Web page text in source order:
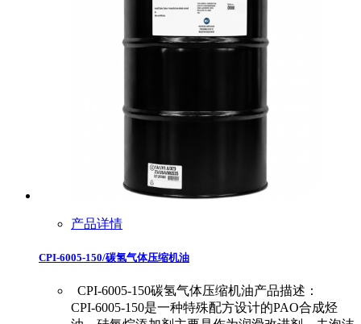
产品详情
CPI-6005-150/碳氢气体压缩机油
CPI-6005-150碳氢气体压缩机油产品描述：
CPI-6005-150是一种特殊配方设计的PAO合成烃